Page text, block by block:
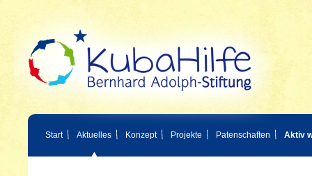
Start Aktuelles Konzept Projekte Patenschaften Aktiv